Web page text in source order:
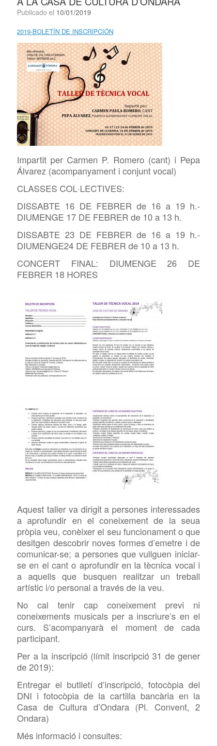
Publicado el 10/01/2019
2019-BOLETÍN DE INSCRIPCIÓN
Impartit per Carmen P. Romero (cant) i Pepa
Álvarez (acompanyament i conjunt vocal)
CLASSES COL·LECTIVES:
DISSABTE 16 DE FEBRER de 16 a 19 h.-
DIUMENGE 17 DE FEBRER de 10 a 13 h.
DISSABTE 23 DE FEBRER de 16 a 19 h.-
DIUMENGE24 DE FEBRER de 10 a 13 h.
CONCERT FINAL: DIUMENGE 26 DE
FEBRER 18 HORES
Aquest taller va dirigit a persones interessades
a aprofundir en el coneixement de la seua
pròpia veu, conèixer el seu funcionament o que
desitgen descobrir noves formes d’emetre i de
comunicar-se; a persones que vullguen iniciar-
se en el cant o aprofundir en la tècnica vocal i
a aquells que busquen realitzar un treball
artístic i/o personal a través de la veu.
No cal tenir cap coneixement previ ni
coneixements musicals per a inscriure’s en el
curs. S’acompanyarà el moment de cada
participant.
Per a la inscripció (límit inscripció 31 de gener
de 2019):
Entregar el butlletí d’inscripció, fotocòpia del
DNI i fotocòpia de la cartilla bancària en la
Casa de Cultura d’Ondara (Pl. Convent, 2
Ondara)
Més informació i consultes: